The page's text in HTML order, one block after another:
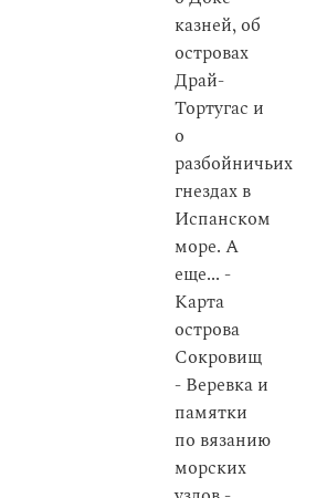
казней, об
островах
Драй-
Тортугас и
о
разбойничьих
гнездах в
Испанском
море. А
еще... -
Карта
острова
Сокровищ
- Веревка и
памятки
по вязанию
морских